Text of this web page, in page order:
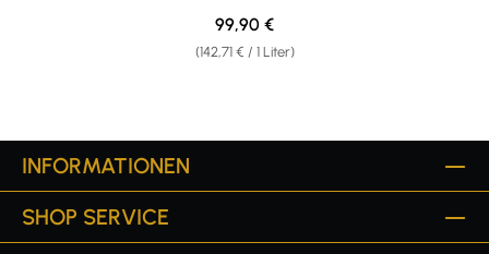
(142,71 € / 1 Liter)
Regulärer Preis:
99,90 €
INFORMATIONEN
SHOP SERVICE